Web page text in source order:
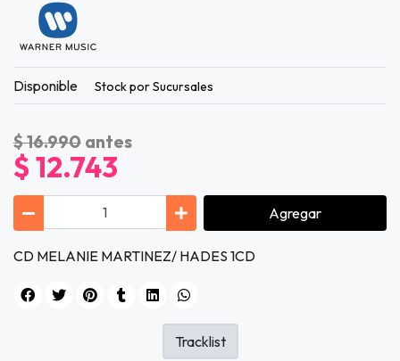
Disponible Stock por Sucursales
$ 16.990 antes
$ 12.743
Agregar
CD MELANIE MARTINEZ/ HADES 1CD
Tracklist